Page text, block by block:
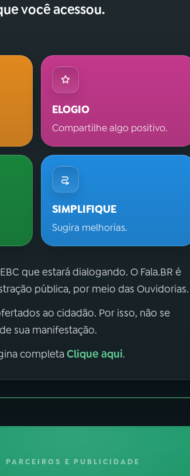
você acessou.
ELOGIO
Compartilhe algo positivo.
SIMPLIFIQUE
Sugira melhorias.
que estará dialogando. O Fala.BR é
pública, por meio das Ouvidorias.
ao cidadão. Por isso, não se
sua manifestação.
completaClique aqui.
PARCEIROS E PUBLICIDADE